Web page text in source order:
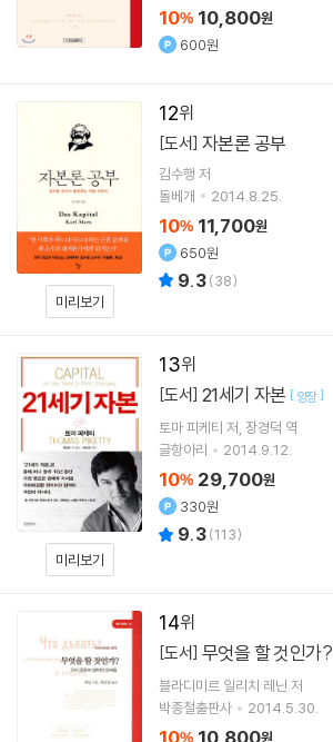
10% 10,800원
600원
12
미리보기
[도서] 자본론 공부
김수행 저
돌베개
2014.8.25.
10% 11,700원
650원
9.3(38)
13
미리보기
[도서] 21세기 자본 [ 양장]
토마 피케티 저 장경덕 역
글항아리
2014.9.12.
10% 29,700원
330원
9.3(113)
14
[도서] 무엇을 할 것인가?
블라디미르 일리치 레닌 저
박종철출판사
2014.5.30.
10% 10,800원